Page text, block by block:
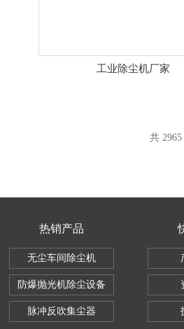
工业除尘机厂家
共
热销产品
无尘车间除尘机
防爆抛光机除尘设备
脉冲反吹集尘器